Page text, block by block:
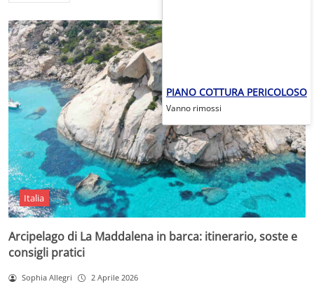
Italia
Arcipelago di La Maddalena in barca: itinerario, soste e
consigli pratici
Sophia Allegri 2 Aprile 2026
PIANO COTTURA PERICOLOSO
Vanno rimossi